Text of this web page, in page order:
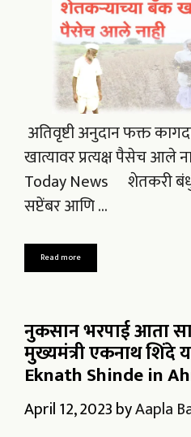
अतिवृष्टी अनुदान फक्त
खात्यावर प्रत्यक्ष पैसेच आले
Today News शेतकरी
सप्टेंबर आणि …
Read more
नुकसान भरपाई आता
मुख्यमंत्री एकनाथ शिंदे
Eknath Shinde in
April 12, 2023byAapla